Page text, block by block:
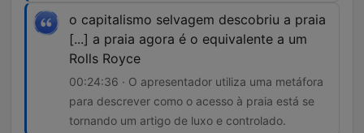
o capitalismo selvagem descobriu a praia
[...] a praia agora é o equivalente a um
Rolls Royce
00:24:36 · O apresentador utiliza uma metáfora
para descrever como o acesso à praia está se
tornando um artigo de luxo e controlado.